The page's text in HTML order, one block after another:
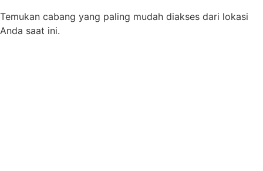
Temukan cabang yang paling mudah diakses dari lokasi
Anda saat ini.